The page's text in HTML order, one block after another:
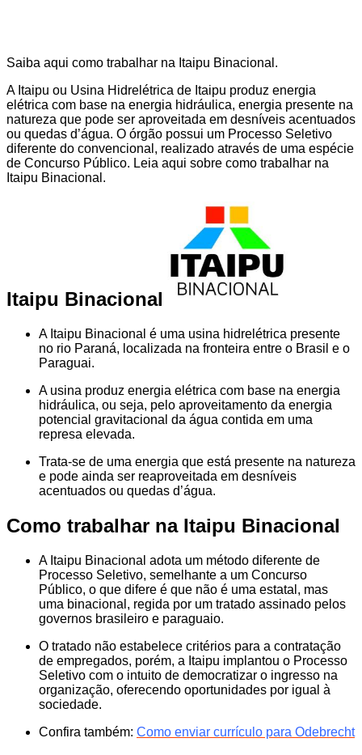
Saiba aqui como trabalhar na Itaipu Binacional.
A Itaipu ou Usina Hidrelétrica de Itaipu produz energia
elétrica com base na energia hidráulica, energia presente na
natureza que pode ser aproveitada em desníveis acentuados
ou quedas d’água. O órgão possui um Processo Seletivo
diferente do convencional, realizado através de uma espécie
de Concurso Público. Leia aqui sobre como trabalhar na
Itaipu Binacional.
Itaipu Binacional
A Itaipu Binacional é uma usina hidrelétrica presente
no rio Paraná, localizada na fronteira entre o Brasil e o
Paraguai.
A usina produz energia elétrica com base na energia
hidráulica, ou seja, pelo aproveitamento da energia
potencial gravitacional da água contida em uma
represa elevada.
Trata-se de uma energia que está presente na natureza
e pode ainda ser reaproveitada em desníveis
acentuados ou quedas d’água.
Como trabalhar na Itaipu Binacional
A Itaipu Binacional adota um método diferente de
Processo Seletivo, semelhante a um Concurso
Público, o que difere é que não é uma estatal, mas
uma binacional, regida por um tratado assinado pelos
governos brasileiro e paraguaio.
O tratado não estabelece critérios para a contratação
de empregados, porém, a Itaipu implantou o Processo
Seletivo com o intuito de democratizar o ingresso na
organização, oferecendo oportunidades por igual à
sociedade.
Confira também: Como enviar currículo para Odebrecht